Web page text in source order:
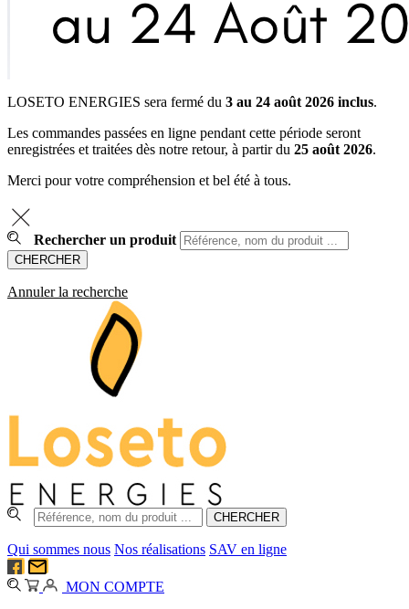
LOSETO ENERGIES sera fermé du 3 au 24 août 2026 inclus.
Les commandes passées en ligne pendant cette période seront
enregistrées et traitées dès notre retour, à partir du 25 août 2026.
Merci pour votre compréhension et bel été à tous.
Rechercher un produit
Annuler la recherche
Qui sommes nous Nos réalisations SAV en ligne
MON COMPTE